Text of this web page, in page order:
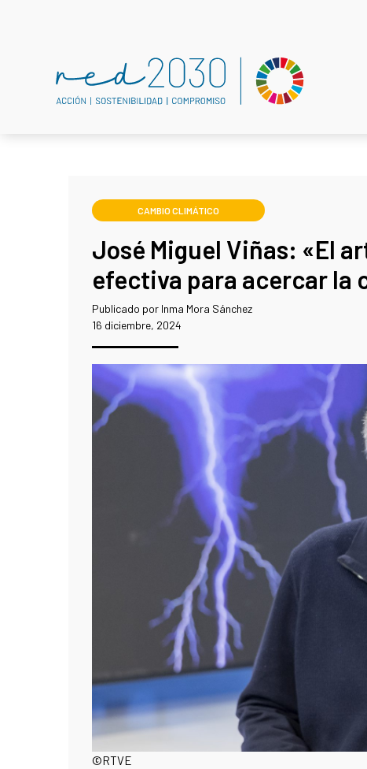
CAMBIO CLIMÁTICO
José Miguel Viñas: «El
efectiva para acercar la
Publicado por Inma Mora Sánchez
16 diciembre, 2024
©RTVE